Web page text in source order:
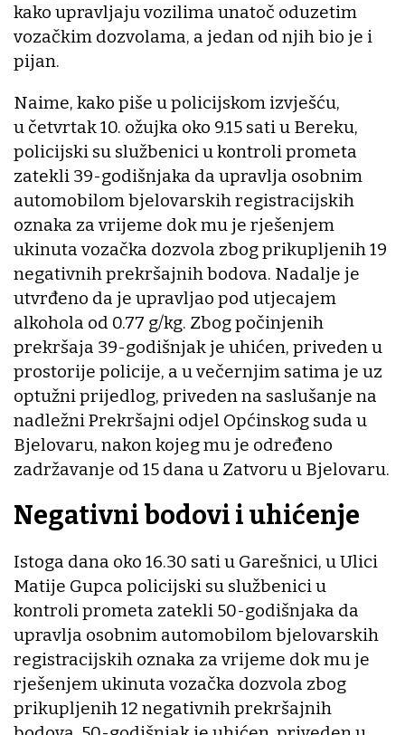
kako upravljaju vozilima unatoč oduzetim
vozačkim dozvolama, a jedan od njih bio je i
pijan.
Naime, kako piše u policijskom izvješću,
u četvrtak 10. ožujka oko 9.15 sati u Bereku,
policijski su službenici u kontroli prometa
zatekli 39-godišnjaka da upravlja osobnim
automobilom bjelovarskih registracijskih
oznaka za vrijeme dok mu je rješenjem
ukinuta vozačka dozvola zbog prikupljenih 19
negativnih prekršajnih bodova. Nadalje je
utvrđeno da je upravljao pod utjecajem
alkohola od 0.77 g/kg. Zbog počinjenih
prekršaja 39-godišnjak je uhićen, priveden u
prostorije policije, a u večernjim satima je uz
optužni prijedlog, priveden na saslušanje na
nadležni Prekršajni odjel Općinskog suda u
Bjelovaru, nakon kojeg mu je određeno
zadržavanje od 15 dana u Zatvoru u Bjelovaru.
Negativni bodovi i uhićenje
Istoga dana oko 16.30 sati u Garešnici, u Ulici
Matije Gupca policijski su službenici u
kontroli prometa zatekli 50-godišnjaka da
upravlja osobnim automobilom bjelovarskih
registracijskih oznaka za vrijeme dok mu je
rješenjem ukinuta vozačka dozvola zbog
prikupljenih 12 negativnih prekršajnih